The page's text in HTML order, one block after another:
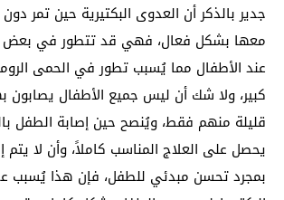
جدير بالذكر أن العدوى البكتيرية حين تمر
معها بشكل فعال، فهي قد تتطور في بعض
عند الأطفال مما يُسبب تطور في الحمى
كبير، ولا شك أن ليس جميع الأطفال يصابون
قليلة منهم فقط، ويُنصح حين إصابة الطفل
يحصل على العلاج المناسب كاملاً، وأن لا يتم
بمجرد تحسن مبدئي للطفل، فإن هذا يُسبب